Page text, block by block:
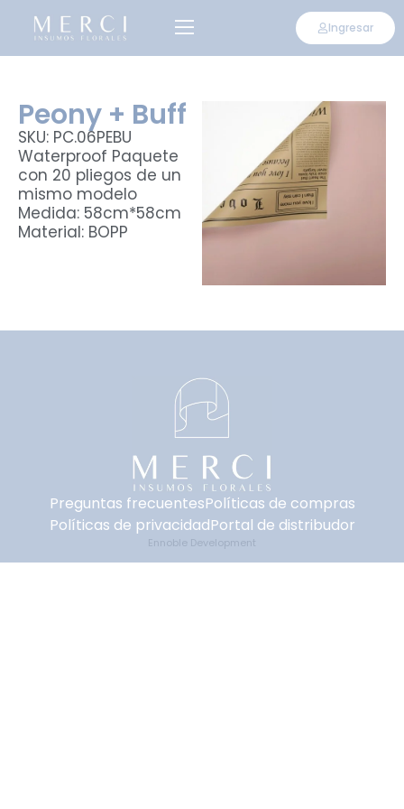
Ingresar
Peony + Buff
SKU: PC.06PEBU
Waterproof Paquete
con 20 pliegos de un
mismo modelo
Medida: 58cm*58cm
Material: BOPP
Preguntas frecuentesPolíticas de compras
Políticas de privacidadPortal de distribudor
Ennoble Development